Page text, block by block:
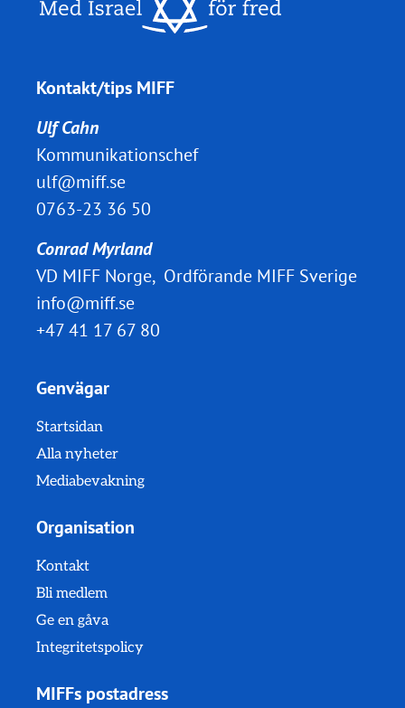
Kontakt/tips MIFF
Ulf Cahn
Kommunikationschef
ulf@miff.se
0763-23 36 50
Conrad Myrland
VD MIFF Norge, Ordförande MIFF Sverige
info@miff.se
+47 41 17 67 80
Genvägar
Startsidan
Alla nyheter
Mediabevakning
Organisation
Kontakt
Bli medlem
Ge en gåva
Integritetspolicy
MIFFs postadress